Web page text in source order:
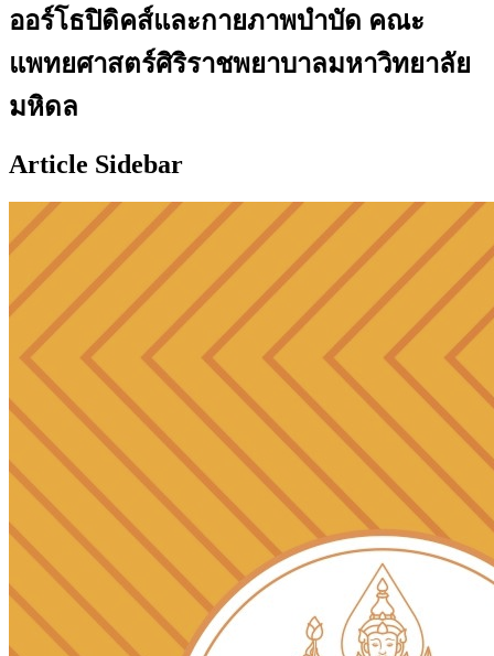
ออร์โธปิดิคส์และกายภาพบำบัด คณะ
แพทยศาสตร์ศิริราชพยาบาลมหาวิทยาลัย
มหิดล
Article Sidebar